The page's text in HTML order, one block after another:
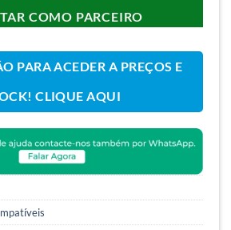
COMO PARCEIRO
PARA ACEDER A PREÇOS E
CLIQUE AQUI